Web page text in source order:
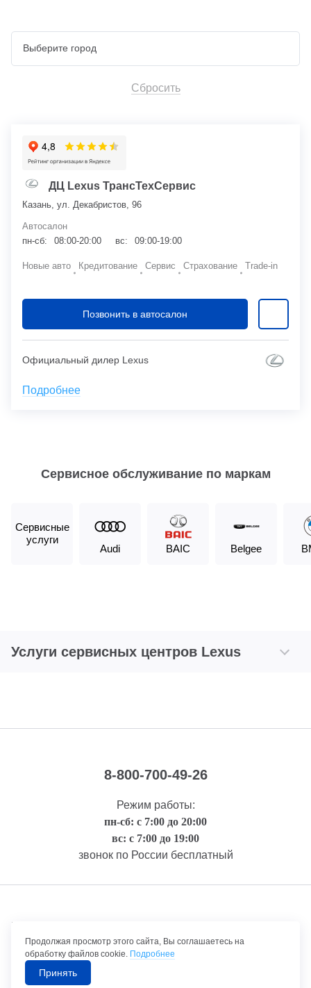
Сбросить
ДЦ Lexus ТрансТехСервис
Казань, ул. Декабристов, 96
Автосалон
пн-сб:
08:00-20:00 вс: 09:00-19:00
Новые авто Кредитование Сервис Страхование Trade-in
Позвонить в автосалон
Официальный дилер Lexus
Подробнее
Сервисное обслуживание по маркам
Сервисные
услуги
Audi BAIC Belgee
Услуги сервисных центров Lexus
8-800-700-49-26
Режим работы:
пн-сб: с 7:00 до 20:00
вс: с 7:00 до 19:00
звонок по России бесплатный
Правовая информация
©1992-2026 ТрансТехСервис – продажа и обслуживание автомобилей.
Продолжая просмотр этого сайта, Вы соглашаетесь на
обработку файлов cookie. Подробнее
Принять